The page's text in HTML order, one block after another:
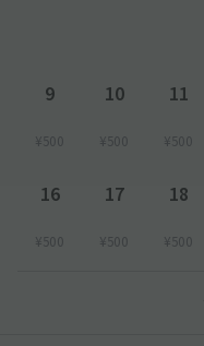
9
¥500
10
¥500
11
¥500
16
¥500
17
¥500
18
¥500